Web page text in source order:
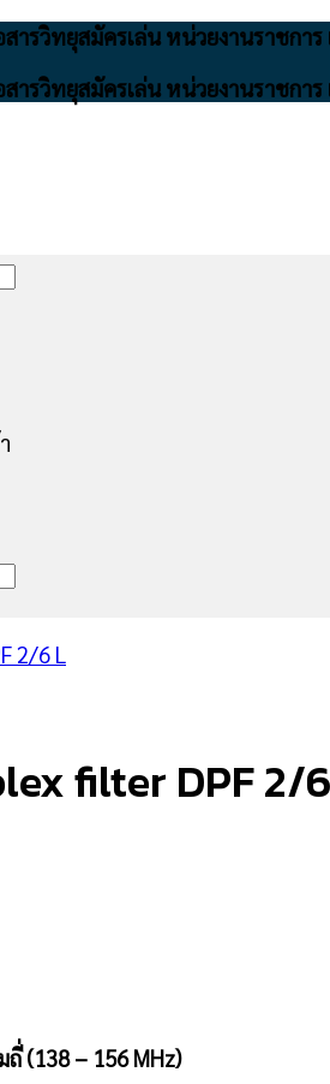
รวิทยุสมัครเล่น หน่วยงานราชการ
รวิทยุสมัครเล่น หน่วยงานราชการ
filter DPF 2/
(138 – 156 MHz)